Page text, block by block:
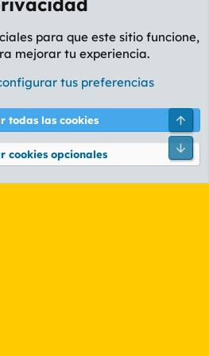
AMARILLO
Política de privacidad Ayuda
® © 2010-2026 XenForo Ltd.
para que este sitio funcione,
mejorar tu experiencia.
tus preferencias
todas las cookies
cookies opcionales
Pie